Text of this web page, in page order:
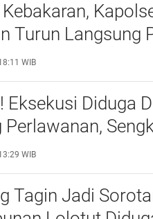
Turun Langsung
WIB
Eksekusi Diduga
Perlawanan,
WIB
Tagin Jadi